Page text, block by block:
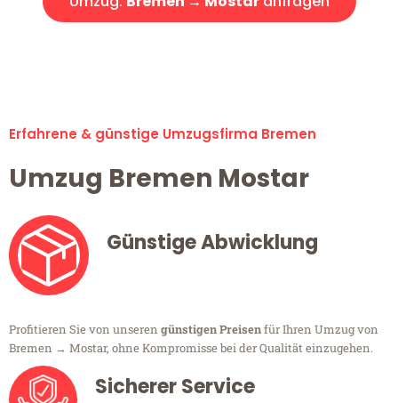
Erfahrene & günstige Umzugsfirma Bremen
Umzug Bremen Mostar
Günstige Abwicklung
Profitieren Sie von unseren günstigen Preisenfür Ihren Umzug von
Bremen → Mostar, ohne Kompromisse bei der Qualität einzugehen.
Sicherer Service